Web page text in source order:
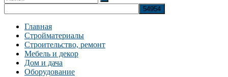
Главная
Стройматериалы
Строительство, ремонт
Мебель и декор
Дом и дача
Оборудование